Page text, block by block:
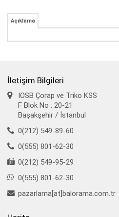
Açıklama
İletişim Bilgileri
IOSB Çorap ve Triko KSS
F Blok No : 20-21
Başakşehir / İstanbul
0(212) 549-89-60
0(555) 801-62-30
0(212) 549-95-29
0(555) 801-62-30
pazarlama[at]balorama.com.tr